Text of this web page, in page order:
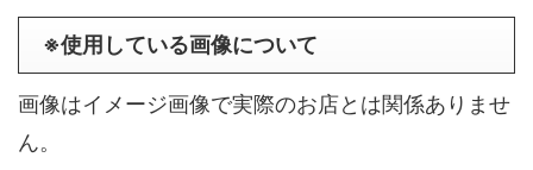
※使用している画像について
画像はイメージ画像で実際のお店とは関係ありませ
ん。